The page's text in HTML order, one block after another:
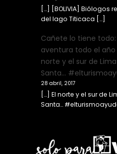
[…] [BOLIVIA] Biólogos
del lago Titicaca […]
Cañete lo tiene
aventura todo el año
norte y el sur de
Santa…
28 abril, 2017
[…] El norte y el sur de
Santa…